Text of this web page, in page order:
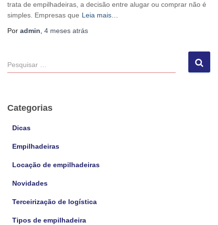
trata de empilhadeiras, a decisão entre alugar ou comprar não é
simples. Empresas que Leia mais…
Por admin, 4 meses atrás
P
e
u
Categorias
Dicas
Empilhadeiras
Locação de empilhadeiras
Novidades
Terceirização de logística
Tipos de empilhadeira